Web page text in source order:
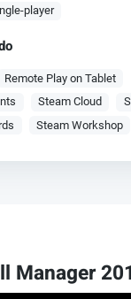
player
Remote Play on Tablet
Steam Cloud
Steam Workshop
Manager